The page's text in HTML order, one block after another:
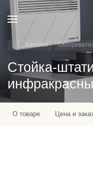
Каталог
Стойка-
О товаре Цена и